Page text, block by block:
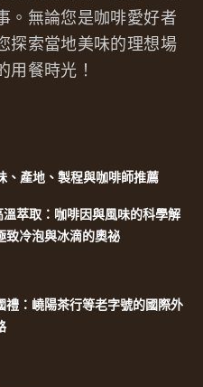
。無論您是咖啡愛好者
探索當地美味的理想場
用餐時光！
、產地、製程與咖啡師推薦
溫萃取：咖啡因與風味的科學解
致冷泡與冰滴的奧祕
禮：嶢陽茶行等老字號的國際外